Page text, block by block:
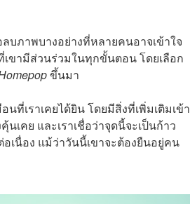
บภาพบางอย่างที่หลายคนอาจเข้าใจ
เขามีส่วนร่วมในทุกขั้นตอน โดยเลือก
ขึ้นมา
นที่เราเคยได้ยิน โดยมีสิ่งที่เพิ่มเติมเข้า
คย และเราเชื่อว่าจุดนี้จะเป็นก้าว
เนื่อง แม้ว่าวันนี้เขาจะต้องยืนอยู่คน